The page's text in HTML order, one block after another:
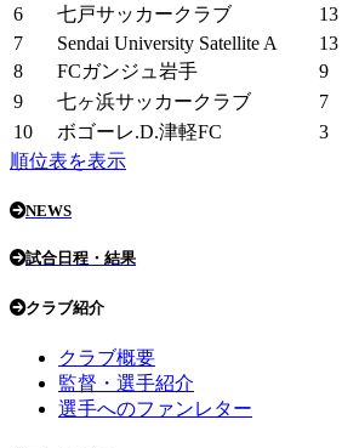
6
七戸サッカークラブ 13
7
Sendai University Satellite A 13
8
FCガンジュ岩手 9
9
七ヶ浜サッカークラブ 7
10
ボゴーレ.D.津軽FC 3
順位表を表示
NEWS
試合日程・結果
クラブ紹介
クラブ概要
監督・選手紹介
選手へのファンレター